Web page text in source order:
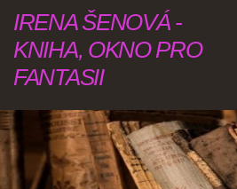
IRENA ŠENOVÁ -
KNIHA, OKNO PRO
FANTASII